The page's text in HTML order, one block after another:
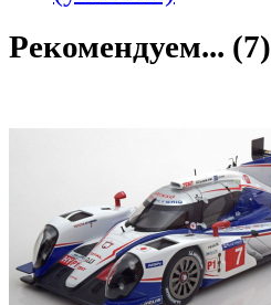
Рекомендуем... (7)